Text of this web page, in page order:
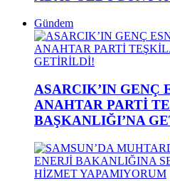
Gündem
ASARCIK’IN GENÇ
ANAHTAR PARTİ
BAŞKANLIĞI’NA